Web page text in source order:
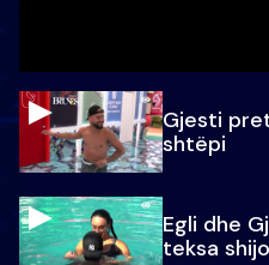
Gjesti
shtëpi
Egli dhe
teksa